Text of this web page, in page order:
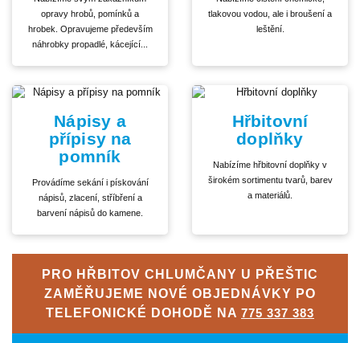
opravy hrobů, pomínků a
hrobek. Opravujeme především
náhrobky propadlé, kácející...
tlakovou vodou, ale i broušení a
leštění.
Nápisy a
přípisy na
pomník
Provádíme sekání i pískování
nápisů, zlacení, stříbření a
barvení nápisů do kamene.
Hřbitovní
doplňky
Nabízíme hřbitovní doplňky v
širokém sortimentu tvarů, barev
a materiálů.
PRO HŘBITOV CHLUMČANY U PŘEŠTIC
ZAMĚŘUJEME NOVÉ OBJEDNÁVKY PO
TELEFONICKÉ DOHODĚ NA 775 337 383